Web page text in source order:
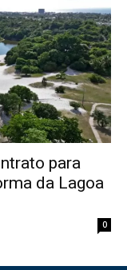
para
da Lagoa
0